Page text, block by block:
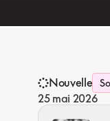
Nouvelle
25 mai 2026